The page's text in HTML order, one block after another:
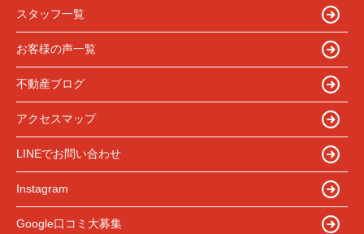
スタッフ一覧
お客様の声一覧
不動産ブログ
アクセスマップ
LINEでお問い合わせ
Instagram
Google口コミ大募集